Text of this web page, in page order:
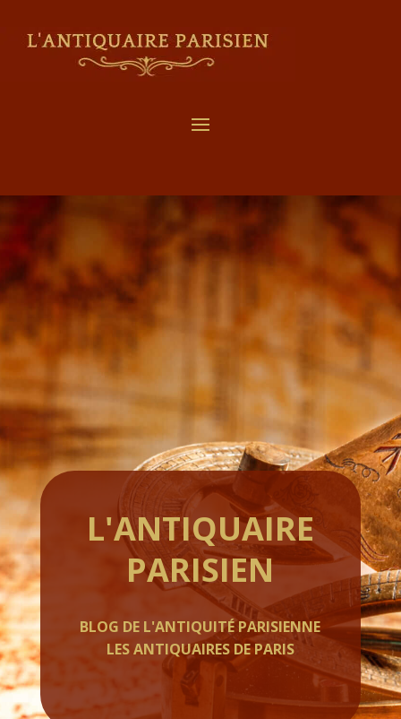
L'ANTIQUAIRE
PARISIEN
BLOG DE L'ANTIQUITÉ PARISIENNE
LES ANTIQUAIRES DE PARIS